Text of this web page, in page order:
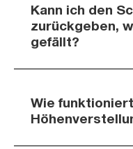
Kann ich den
zurückgeben,
gefällt?
Wie